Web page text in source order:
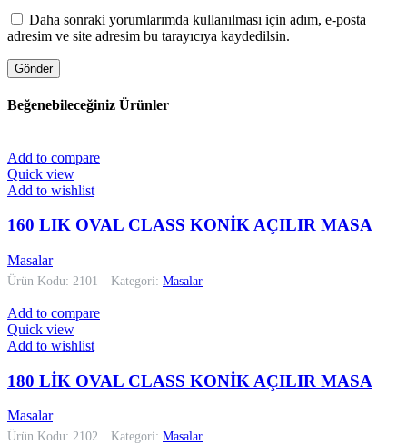
Daha sonraki yorumlarımda kullanılması için adım, e-posta
adresim ve site adresim bu tarayıcıya kaydedilsin.
Beğenebileceğiniz Ürünler
Add to compare
Quick view
Add to wishlist
160 LIK OVAL CLASS KONİK AÇILIR MASA
Masalar
Ürün Kodu: 2101 Kategori: Masalar
Add to compare
Quick view
Add to wishlist
180 LİK OVAL CLASS KONİK AÇILIR MASA
Masalar
Ürün Kodu: 2102 Kategori: Masalar